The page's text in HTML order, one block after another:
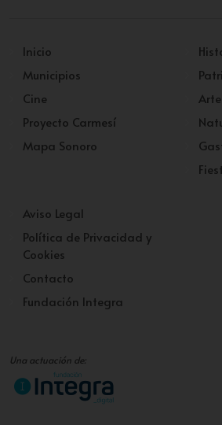
Inicio
Municipios
Cine
Proyecto Carmesí
Mapa Sonoro
Aviso Legal
Política de Privacidad y
Cookies
Contacto
Fundación Integra
Una actuación de: